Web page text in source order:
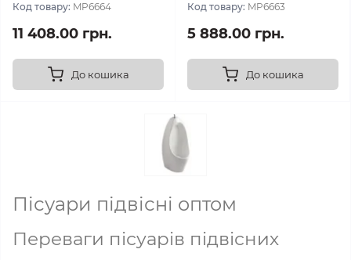
Код товару: MP6664
11 408.00 грн.
До кошика
Код товару: MP6663
5 888.00 грн.
До кошика
Пісуари підвісні оптом
Переваги пісуарів підвісних